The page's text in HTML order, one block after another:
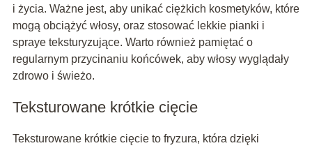
i życia. Ważne jest, aby unikać ciężkich kosmetyków, które
mogą obciążyć włosy, oraz stosować lekkie pianki i
spraye teksturyzujące. Warto również pamiętać o
regularnym przycinaniu końcówek, aby włosy wyglądały
zdrowo i świeżo.
Teksturowane krótkie cięcie
Teksturowane krótkie cięcie to fryzura, która dzięki